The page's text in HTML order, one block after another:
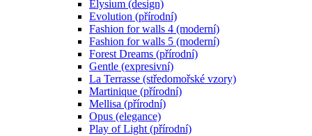
Elysium (design)
Evolution (přírodní)
Fashion for walls 4 (moderní)
Fashion for walls 5 (moderní)
Forest Dreams (přírodní)
Gentle (expresivní)
La Terrasse (středomořské vzory)
Martinique (přírodní)
Mellisa (přírodní)
Opus (elegance)
Play of Light (přírodní)